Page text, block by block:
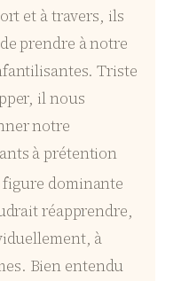
et à travers, ils
prendre à notre
Triste
il nous
notre
à prétention
figure dominante
réapprendre,
à
Bien entendu